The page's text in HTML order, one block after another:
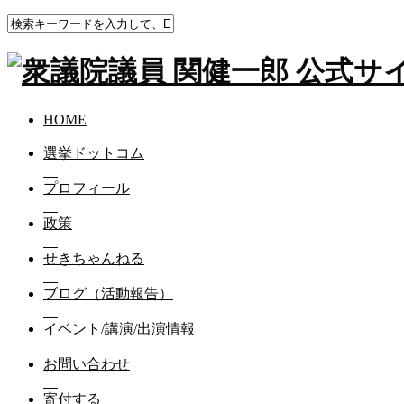
HOME
選挙ドットコム
プロフィール
政策
せきちゃんねる
ブログ（活動報告）
イベント/講演/出演情報
お問い合わせ
寄付する
HOME
今日は黄色です(笑)
今日は黄色です(笑)
2019-03-20
今日は黄色です(笑)
愛知県議会に、僕の兄貴分、浅井よしたかさんが挑戦します‼️